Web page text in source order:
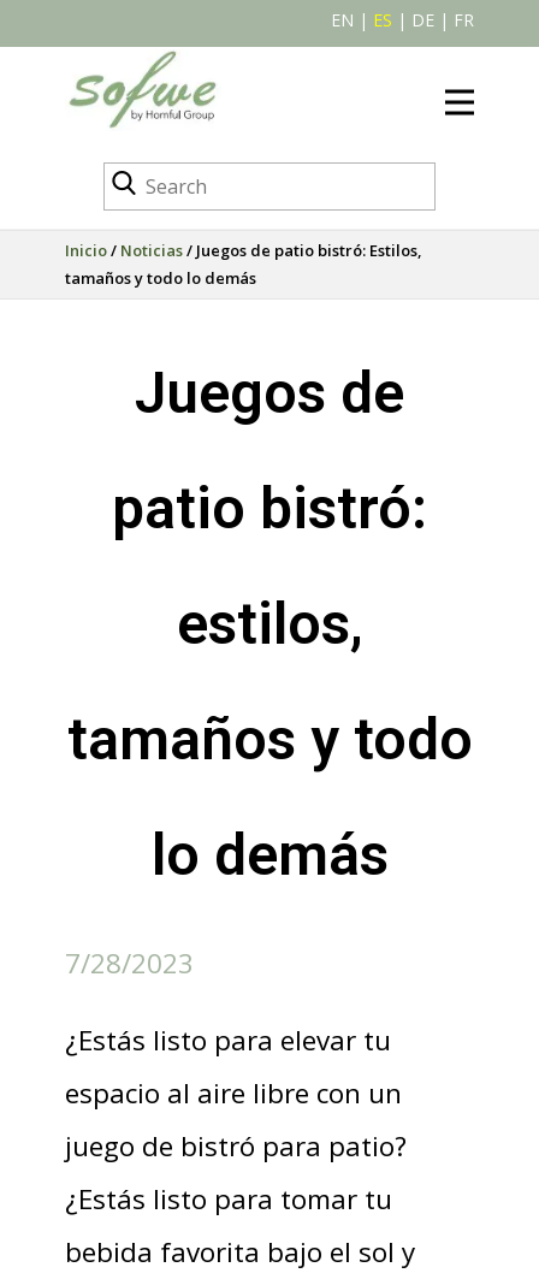
EN | ES | DE | FR
Inicio/ Noticias/ Juegos de patio bistró: Estilos,
tamaños y todo lo demás
Juegos de
patio bistró:
estilos,
tamaños y todo
lo demás
7/28/2023
¿Estás listo para elevar tu
espacio al aire libre con un
juego de bistró para patio?
¿Estás listo para tomar tu
bebida favorita bajo el sol y